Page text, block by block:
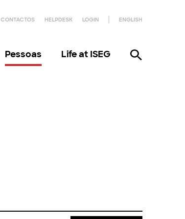
CONTACTOS HELPDESK LOGIN ENGLISH
Pessoas Life at ISEG